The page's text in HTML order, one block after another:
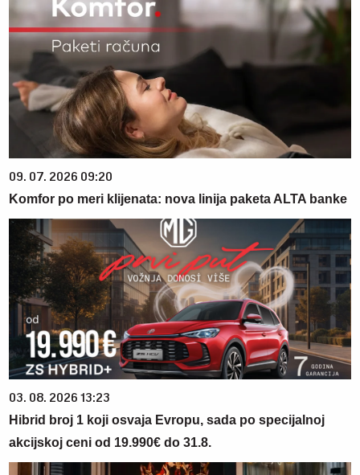
09. 07. 2026 09:20
Komfor po meri klijenata: nova linija paketa ALTA banke
03. 08. 2026 13:23
Hibrid broj 1 koji osvaja Evropu, sada po specijalnoj
akcijskoj ceni od 19.990€ do 31.8.